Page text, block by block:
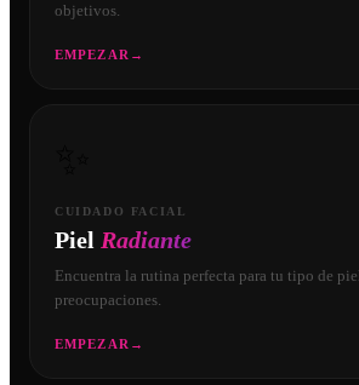
objetivos.
EMPEZAR →
CUIDADO FACIAL
Piel Radiante
Encuentra la rutina perfecta para tu tipo de
preocupaciones.
EMPEZAR →